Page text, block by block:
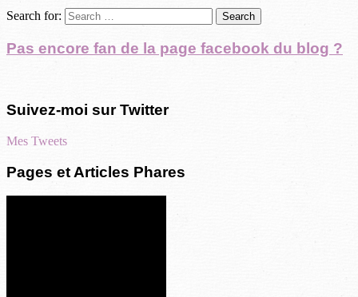
Search for:
Pas encore fan de la page facebook du blog ?
Suivez-moi sur Twitter
Mes Tweets
Pages et Articles Phares